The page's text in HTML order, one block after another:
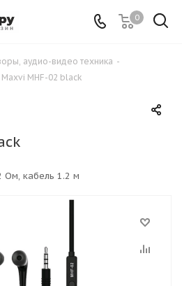
0
аудио-видео техника -
Maxvi MHF-02 black
Ом, кабель 1.2 м